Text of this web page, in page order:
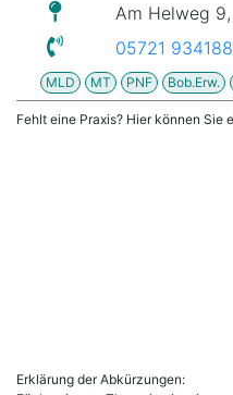
Am Helweg
05721 934188
MLD MT PNF Bob.Erw.
Fehlt eine Praxis? Hier können Sie
Erklärung der Abkürzungen: